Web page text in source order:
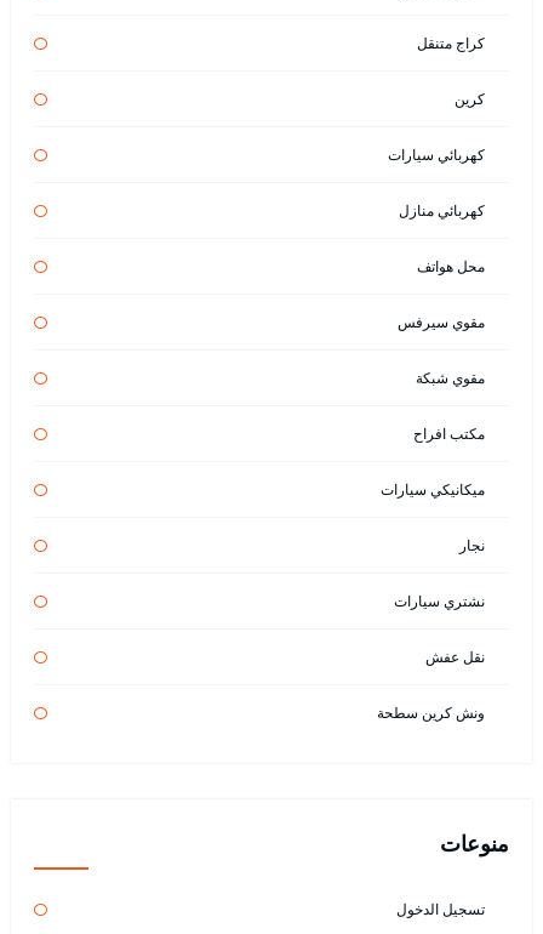
كراج متنقل
كرين
كهربائي سيارات
كهربائي منازل
محل هواتف
مقوي سيرفس
مقوي شبكة
مكتب افراح
ميكانيكي سيارات
نجار
نشتري سيارات
نقل عفش
ونش كرين سطحة
منوعات
تسجيل الدخول